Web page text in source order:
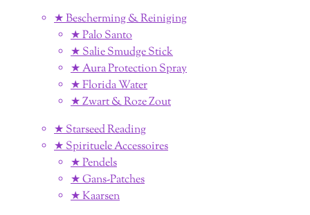
★ Bescherming & Reiniging
★ Palo Santo
★ Salie Smudge Stick
★ Aura Protection Spray
★ Florida Water
★ Zwart & Roze Zout
★ Starseed Reading
★ Spirituele Accessoires
★ Pendels
★ Gans-Patches
★ Kaarsen